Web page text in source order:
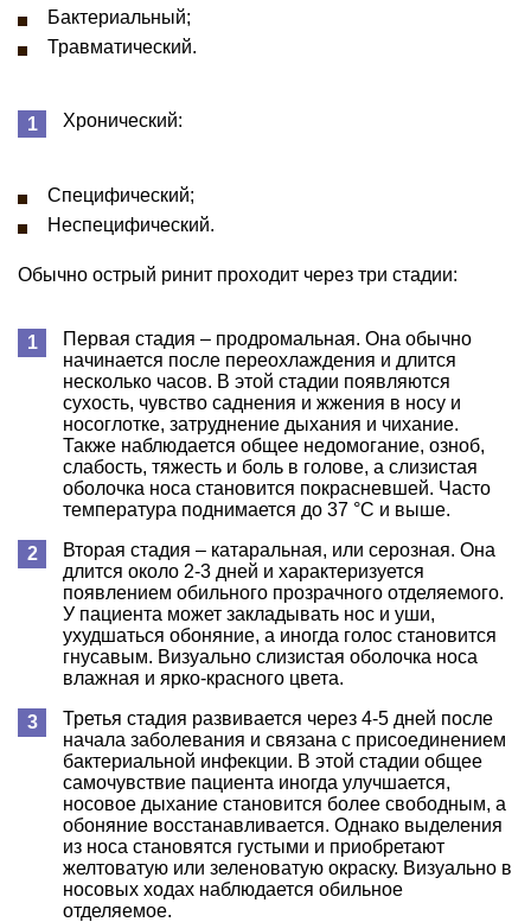
Бактериальный;
Травматический.
Хронический:
Специфический;
Неспецифический.
Обычно острый ринит проходит через три стадии:
Первая стадия – продромальная. Она обычно
начинается после переохлаждения и длится
несколько часов. В этой стадии появляются
сухость, чувство саднения и жжения в носу и
носоглотке, затруднение дыхания и чихание.
Также наблюдается общее недомогание, озноб,
слабость, тяжесть и боль в голове, а слизистая
оболочка носа становится покрасневшей. Часто
температура поднимается до 37 °С и выше.
Вторая стадия – катаральная, или серозная. Она
длится около 2-3 дней и характеризуется
появлением обильного прозрачного отделяемого.
У пациента может закладывать нос и уши,
ухудшаться обоняние, а иногда голос становится
гнусавым. Визуально слизистая оболочка носа
влажная и ярко-красного цвета.
Третья стадия развивается через 4-5 дней после
начала заболевания и связана с присоединением
бактериальной инфекции. В этой стадии общее
самочувствие пациента иногда улучшается,
носовое дыхание становится более свободным, а
обоняние восстанавливается. Однако выделения
из носа становятся густыми и приобретают
желтоватую или зеленоватую окраску. Визуально в
носовых ходах наблюдается обильное
отделяемое.